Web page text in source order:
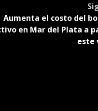
Aumenta el costo del
en Mar del Plata a
este